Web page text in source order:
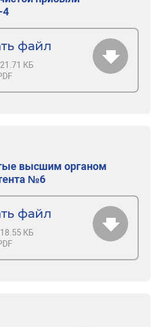
4
файл
КБ
высшим органом
№6
файл
КБ